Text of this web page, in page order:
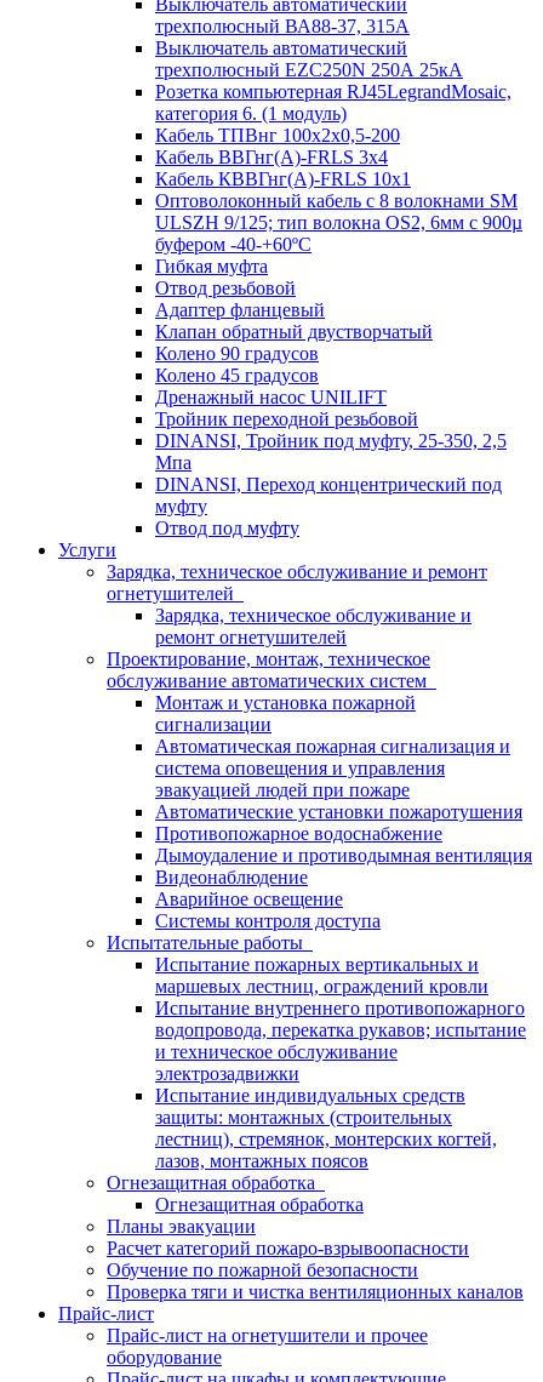
Выключатель автоматический
трехполюсный ВА88-37, 315А
Выключатель автоматический
трехполюсный EZC250N 250А 25кА
Розетка компьютерная RJ45LegrandMosaic,
категория 6. (1 модуль)
Кабель ТПВнг 100х2х0,5-200
Кабель ВВГнг(А)-FRLS 3х4
Кабель КВВГнг(А)-FRLS 10х1
Оптоволоконный кабель с 8 волокнами SM
ULSZH 9/125; тип волокна OS2, 6мм с 900µ
буфером -40-+60ºC
Гибкая муфта
Отвод резьбовой
Адаптер фланцевый
Клапан обратный двустворчатый
Колено 90 градусов
Колено 45 градусов
Дренажный насос UNILIFT
Тройник переходной резьбовой
DINANSI, Тройник под муфту, 25-350, 2,5
Мпа
DINANSI, Переход концентрический под
муфту
Отвод под муфту
Услуги
Зарядка, техническое обслуживание и ремонт
огнетушителей
Зарядка, техническое обслуживание и
ремонт огнетушителей
Проектирование, монтаж, техническое
обслуживание автоматических систем
Монтаж и установка пожарной
сигнализации
Автоматическая пожарная сигнализация и
система оповещения и управления
эвакуацией людей при пожаре
Автоматические установки пожаротушения
Противопожарное водоснабжение
Дымоудаление и противодымная вентиляция
Видеонаблюдение
Аварийное освещение
Системы контроля доступа
Испытательные работы
Испытание пожарных вертикальных и
маршевых лестниц, ограждений кровли
Испытание внутреннего противопожарного
водопровода, перекатка рукавов; испытание
и техническое обслуживание
электрозадвижки
Испытание индивидуальных средств
защиты: монтажных (строительных
лестниц), стремянок, монтерских когтей,
лазов, монтажных поясов
Огнезащитная обработка
Огнезащитная обработка
Планы эвакуации
Расчет категорий пожаро-взрывоопасности
Обучение по пожарной безопасности
Проверка тяги и чистка вентиляционных каналов
Прайс-лист
Прайс-лист на огнетушители и прочее
оборудование